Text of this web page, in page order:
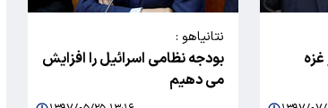
نتانیاهو :
بودجه نظامی اسرائیل را افزایش
می دهیم